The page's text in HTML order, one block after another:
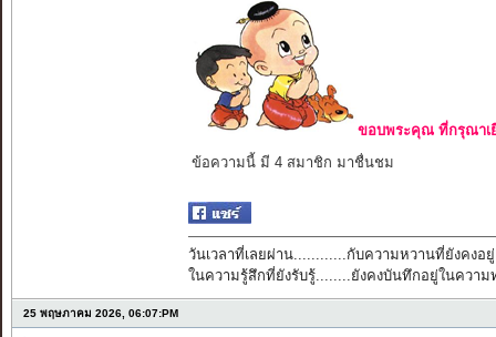
ขอบพระคุณ ที่กรุณาเ
ข้อความนี้ มี 4 สมาชิก มาชื่นชม
วันเวลาที่เลยผ่าน............กับความหวานที่ยังคงอยู่
ในความรู้สึกที่ยังรับรู้........ยังคงบันทึกอยู่ในความ
25 พฤษภาคม 2026, 06:07:PM